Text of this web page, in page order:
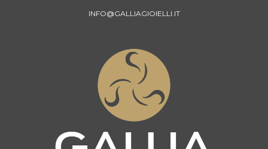
INFO@GALLIAGIOIELLI.IT